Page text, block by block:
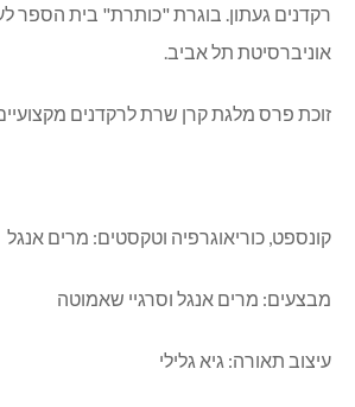
רקדנים געתון. בוגרת "כותרת" בית הספר
אוניברסיטת תל אביב.
זוכת פרס מלגת קרן שרת לרקדנים
קונספט, כוריאוגרפיה וטקסטים: מרים אנגל
מבצעים: מרים אנגל וסרגיי שאמוטה
עיצוב תאורה: גיא גלילי